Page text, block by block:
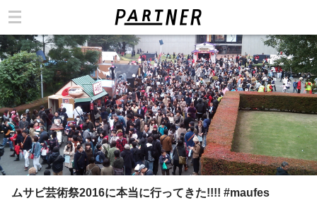
ムサビ芸術祭2016に本当に行ってきた!!!! #‎maufes
カテゴリ